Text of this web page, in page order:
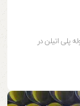
پلی اتیلن در